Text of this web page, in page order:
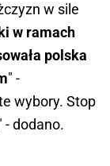
w sile
w ramach
polska
" -
wybory. Stop
dodano.